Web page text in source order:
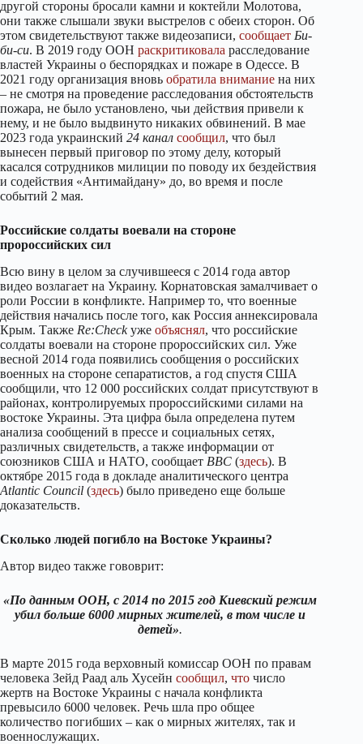
другой стороны бросали камни и коктейли Молотова,
они также слышали звуки выстрелов с обеих сторон. Об
этом свидетельствуют также видеозаписи, сообщает Би-
би-си. В 2019 году ООН раскритиковала расследование
властей Украины о беспорядках и пожаре в Одессе. В
2021 году организация вновь обратила внимание на них
– не смотря на проведение расследования обстоятельств
пожара, не было установлено, чьи действия привели к
нему, и не было выдвинуто никаких обвинений. В мае
2023 года украинский 24 канал сообщил, что был
вынесен первый приговор по этому делу, который
касался сотрудников милиции по поводу их бездействия
и содействия «Антимайдану» до, во время и после
событий 2 мая.
Российские солдаты воевали на стороне
пророссийских сил
Всю вину в целом за случившееся с 2014 года автор
видео возлагает на Украину. Корнатовская замалчивает о
роли России в конфликте. Например то, что военные
действия начались после того, как Россия аннексировала
Крым. Также Re:Checkуже объяснял, что российские
солдаты воевали на стороне пророссийских сил. Уже
весной 2014 года появились сообщения о российских
военных на стороне сепаратистов, а год спустя США
сообщили, что 12 000 российских солдат присутствуют в
районах, контролируемых пророссийскими силами на
востоке Украины. Эта цифра была определена путем
анализа сообщений в прессе и социальных сетях,
различных свидетельств, а также информации от
союзников США и НАТО, сообщает BBC (здесь). В
октябре 2015 года в докладе аналитического центра
Atlantic Council (здесь) было приведено еще больше
доказательств.
Сколько людей погибло на Востоке Украины?
Автор видео также гововрит:
«По данным ООН, с 2014 по 2015 год Киевский режим
убил больше 6000 мирных жителей, в том числе и
детей».
В марте 2015 года верховный комиссар ООН по правам
человека Зейд Раад аль Хусейн сообщил, что число
жертв на Востоке Украины с начала конфликта
превысило 6000 человек. Речь шла про общее
количество погибших – как о мирных жителях, так и
военнослужащих.